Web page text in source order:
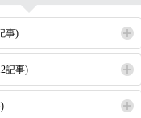
事)
記事)